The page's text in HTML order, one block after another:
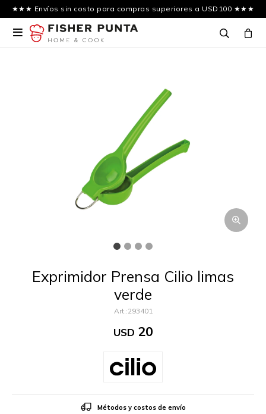
★★★ Envíos sin costo para compras superiores a USD100 ★★★

Exprimidor Prensa Cilio limas
verde
293401
USD 20
Métodos y costos de envío